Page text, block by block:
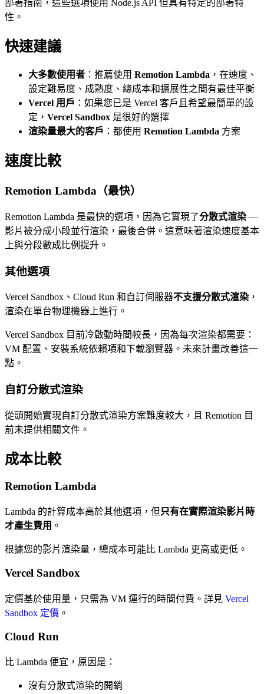
部署指南，這些選項使用 Node.js API 但具有特定的部署特
性。
快速建議
大多數使用者 ：推薦使用 Remotion Lambda ，在速度、
設定難易度、成熟度、總成本和擴展性之間有最佳平衡
Vercel 用戶 ：如果您已是 Vercel 客戶且希望最簡單的設
定， Vercel Sandbox 是很好的選擇
渲染量最大的客戶 ：都使用 Remotion Lambda 方案
速度比較
Remotion Lambda（最快）
Remotion Lambda 是最快的選項，因為它實現了分散式渲染 —
影片被分成小段並行渲染，最後合併。這意味著渲染速度基本
上與分段數成比例提升。
其他選項
Vercel Sandbox、Cloud Run 和自訂伺服器不支援分散式渲染 ，
渲染在單台物理機器上進行。
Vercel Sandbox 目前冷啟動時間較長，因為每次渲染都需要：
VM 配置、安裝系統依賴項和下載瀏覽器。未來計畫改善這一
點。
自訂分散式渲染
從頭開始實現自訂分散式渲染方案難度較大，且 Remotion 目
前未提供相關文件。
成本比較
Remotion Lambda
Lambda 的計算成本高於其他選項，但只有在實際渲染影片時
才產生費用 。
根據您的影片渲染量，總成本可能比 Lambda 更高或更低。
Vercel Sandbox
定價基於使用量，只需為 VM 運行的時間付費。詳見 Vercel
Sandbox 定價 。
Cloud Run
比 Lambda 便宜，原因是：
沒有分散式渲染的開銷